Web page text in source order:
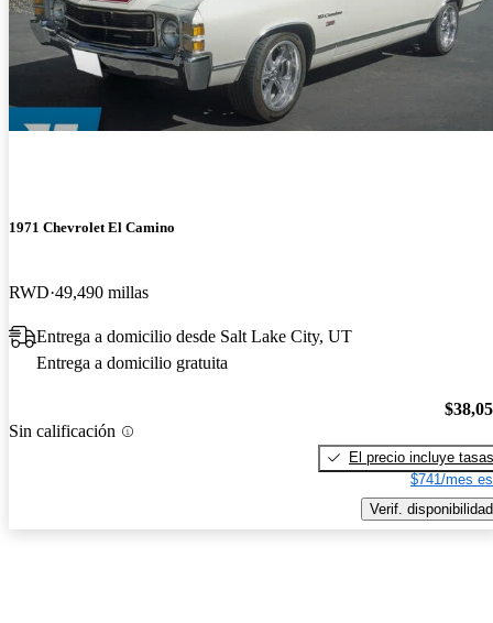
1971 Chevrolet El Camino
RWD 49,490 millas
Entrega a domicilio desde Salt Lake City, UT
Entrega a domicilio gratuita
Sin calificación
El precio incluye tasas
$741/mes
Verif. disponibilidad